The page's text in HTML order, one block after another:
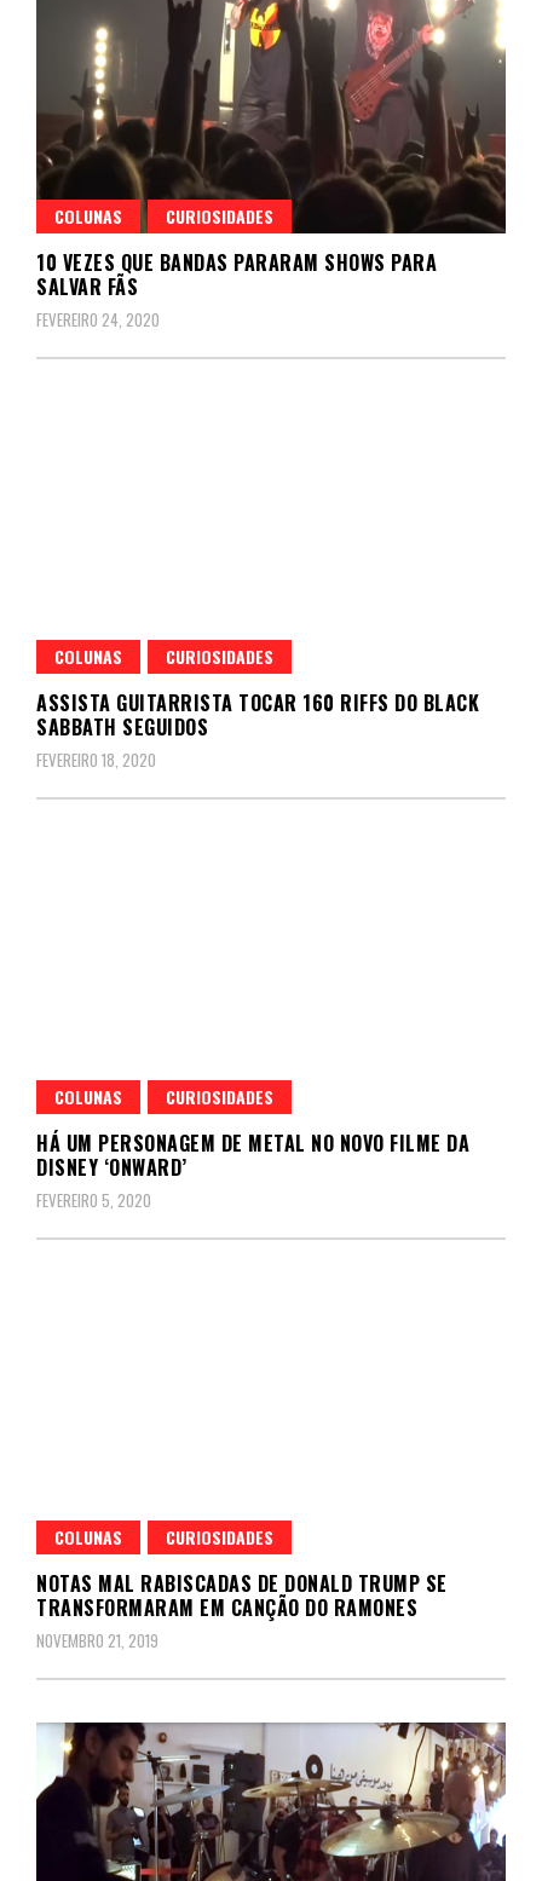
COLUNAS CURIOSIDADES
10 VEZES QUE BANDAS PARARAM SHOWS PARA
SALVAR FÃS
FEVEREIRO 24, 2020
COLUNAS CURIOSIDADES
ASSISTA GUITARRISTA TOCAR 160 RIFFS DO BLACK
SABBATH SEGUIDOS
FEVEREIRO 18, 2020
COLUNAS CURIOSIDADES
HÁ UM PERSONAGEM DE METAL NO NOVO FILME DA
DISNEY ‘ONWARD’
FEVEREIRO 5, 2020
COLUNAS CURIOSIDADES
NOTAS MAL RABISCADAS DE DONALD TRUMP SE
TRANSFORMARAM EM CANÇÃO DO RAMONES
NOVEMBRO 21, 2019